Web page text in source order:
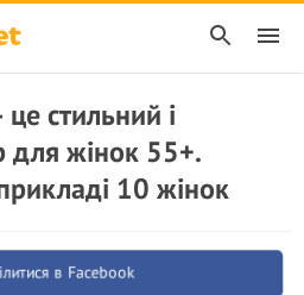
це стильний і
для жінок 55+.
10 жінок
в Facebook